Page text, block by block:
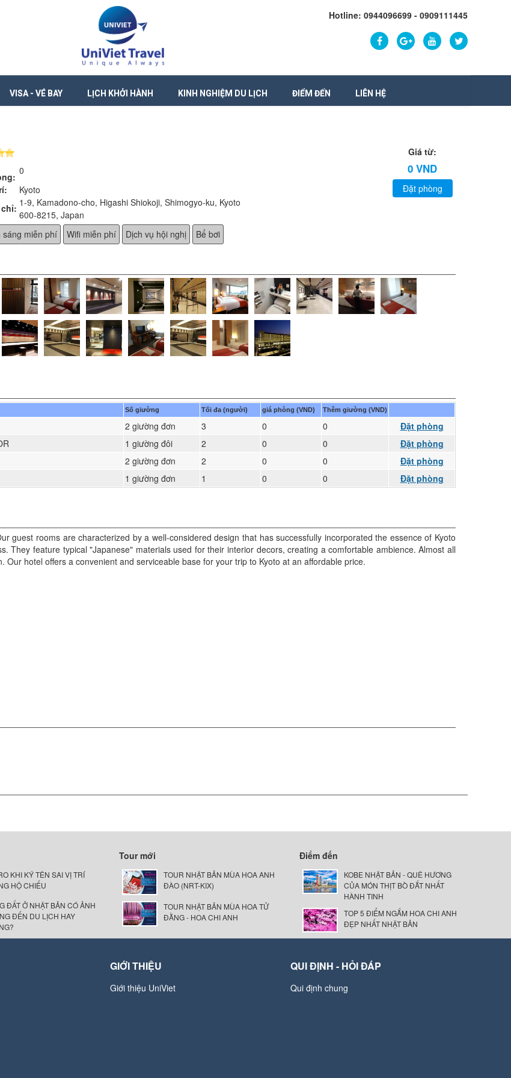
Hotline: 0944096699 - 0909111445
VISA - VÉ BAY LỊCH KHỞI HÀNH KINH NGHIỆM DU LỊCH ĐIỂM ĐẾN LIÊN HỆ
0
Kyoto
1-9, Kamadono-cho, Higashi Shiokoji, Shimogyo-ku, Kyoto
600-8215, Japan
sáng miễn phí
Wifi miễn phí Dịch vụ hội nghị Bể bơi
Giá từ:
0 VND
Đặt phòng
Số giường Tối đa (người) giá phòng (VND) Thêm giường (VND)
2 giường đơn 3 0 0
Đặt phòng
1 giường đôi 2 0 0
Đặt phòng
2 giường đơn 2 0 0
Đặt phòng
1 giường đơn 1 0 0
Đặt phòng
guest rooms are characterized by a well-considered design that has successfully incorporated the essence of Kyoto
They feature typical "Japanese" materials used for their interior decors, creating a comfortable ambience. Almost all
hotel offers a convenient and serviceable base for your trip to Kyoto at an affordable price.
KHI KÝ TÊN SAI VỊ TRÍ
HỘ CHIẾU
ĐẤT Ở NHẬT BẢN CÓ ẢNH
ĐẾN DU LỊCH HAY
Tour mới
TOUR NHẬT BẢN MÙA HOA ANH
ĐÀO (NRT-KIX)
TOUR NHẬT BẢN MÙA HOA TỬ
ĐẰNG - HOA CHI ANH
Điểm đến
KOBE NHẬT BẢN - QUÊ HƯƠNG
CỦA MÓN THỊT BÒ ĐẮT NHẤT
HÀNH TINH
TOP 5 ĐIỂM NGẮM HOA CHI ANH
ĐẸP NHẤT NHẬT BẢN
GIỚI THIỆU
Giới thiệu UniViet
QUI ĐỊNH - HỎI ĐÁP
Qui định chung